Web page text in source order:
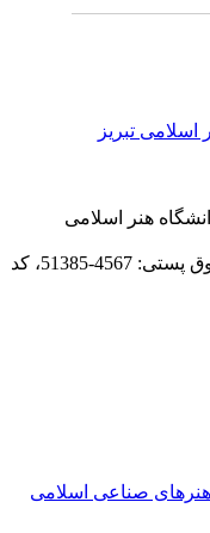
اسلامی
دفتر نشریه هنرهای صناعی اسلامی، صندوق پستی: 4567-51385، کد
اسلامی